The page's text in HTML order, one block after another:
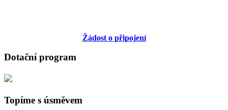
Žádost o připojení
Dotační program
Topíme s úsměvem